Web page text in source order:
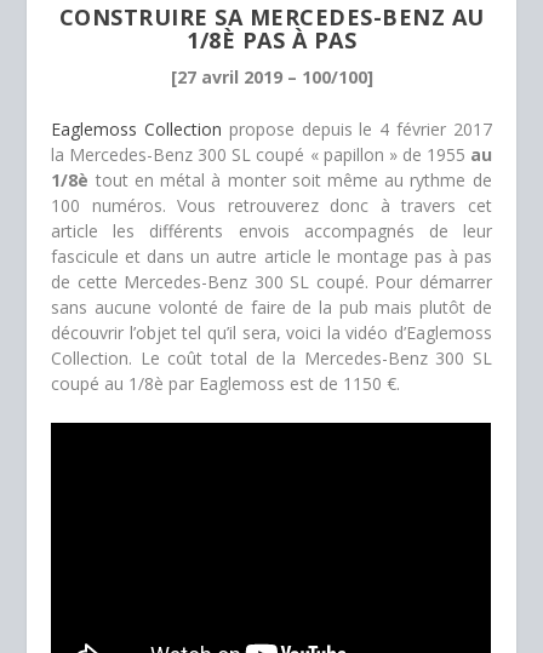
CONSTRUIRE SA MERCEDES-BENZ AU
1/8È PAS À PAS
[27 avril 2019 – 100/100]
Eaglemoss Collection propose depuis le 4 février 2017
la Mercedes-Benz 300 SL coupé « papillon » de 1955 au
1/8è tout en métal à monter soit même au rythme de
100 numéros. Vous retrouverez donc à travers cet
article les différents envois accompagnés de leur
fascicule et dans un autre article le montage pas à pas
de cette Mercedes-Benz 300 SL coupé. Pour démarrer
sans aucune volonté de faire de la pub mais plutôt de
découvrir l’objet tel qu’il sera, voici la vidéo d’Eaglemoss
Collection. Le coût total de la Mercedes-Benz 300 SL
coupé au 1/8è par Eaglemoss est de 1150 €.